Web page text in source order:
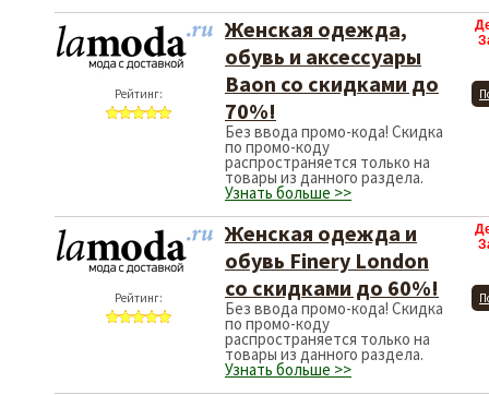
Рейтинг:
Женская одежда,
обувь и аксессуары
Baon со скидками до
70%!
Без ввода промо-кода! Скидка
по промо-коду
распространяется только на
товары из данного раздела.
Узнать больше >>
Рейтинг:
Женская одежда и
обувь Finery London
со скидками до 60%!
Без ввода промо-кода! Скидка
по промо-коду
распространяется только на
товары из данного раздела.
Узнать больше >>